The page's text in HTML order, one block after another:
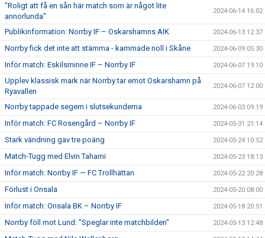
"Roligt att få en sån här match som är något lite
annorlunda"
2024-06-14 16:02
Publikinformation: Norrby IF – Oskarshamns AIK 2024-06-13 12:37
Norrby fick det inte att stämma - kammade noll i Skåne 2024-06-09 05:30
Inför match: Eskilsminne IF – Norrby IF 2024-06-07 19:10
Upplev klassisk mark när Norrby tar emot Oskarshamn på
Ryavallen
2024-06-07 12:00
Norrby tappade segern i slutsekunderna 2024-06-03 09:19
Inför match: FC Rosengård – Norrby IF 2024-05-31 21:14
Stark vändning gav tre poäng 2024-05-24 10:52
Match-Tugg med Elvin Tahami 2024-05-23 18:13
Inför match: Norrby IF — FC Trollhättan 2024-05-22 20:28
Förlust i Onsala 2024-05-20 08:00
Inför match: Onsala BK – Norrby IF 2024-05-18 20:51
Norrby föll mot Lund: "Speglar inte matchbilden" 2024-05-13 12:48